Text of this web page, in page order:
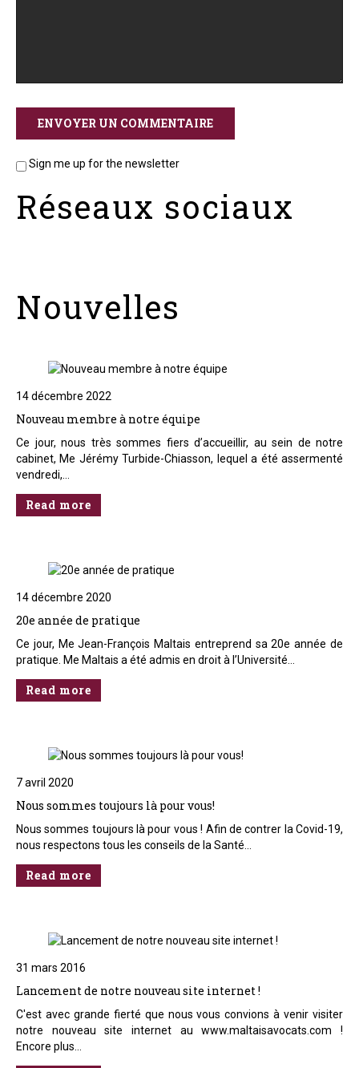
Sign me up for the newsletter
Réseaux sociaux
Nouvelles
14 décembre 2022
Nouveau membre à notre équipe
Ce jour, nous très sommes fiers d’accueillir, au sein de notre
cabinet, Me Jérémy Turbide-Chiasson, lequel a été assermenté
vendredi,…
Read more
14 décembre 2020
20e année de pratique
Ce jour, Me Jean-François Maltais entreprend sa 20e année de
pratique. Me Maltais a été admis en droit à l’Université…
Read more
7 avril 2020
Nous sommes toujours là pour vous!
Nous sommes toujours là pour vous ! Afin de contrer la Covid-19,
nous respectons tous les conseils de la Santé…
Read more
31 mars 2016
Lancement de notre nouveau site internet !
C'est avec grande fierté que nous vous convions à venir visiter
notre nouveau site internet au www.maltaisavocats.com !
Encore plus…